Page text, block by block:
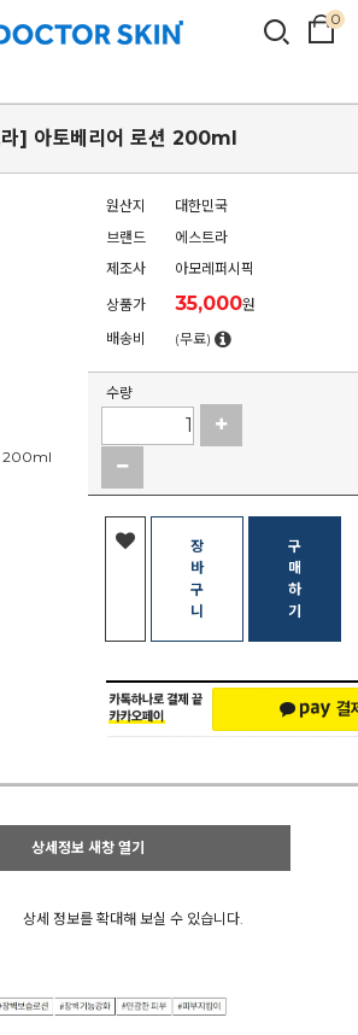
0
라] 아토베리어 로션 200ml
200ml
원산지
대한민국
브랜드
에스트라
제조사
아모레퍼시픽
상품가
35,000원
배송비
(무료)
수량
장
바
구
니
구
매
하
기
상세정보 새창 열기
상세 정보를 확대해 보실 수 있습니다.